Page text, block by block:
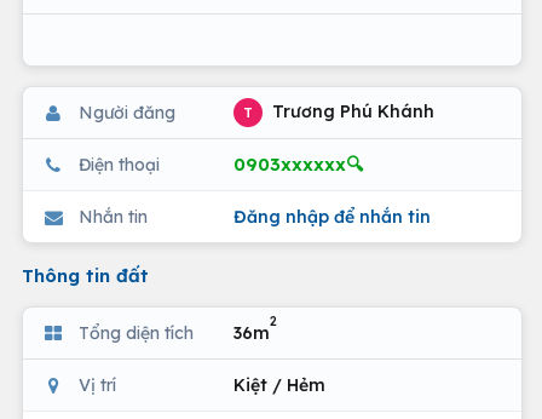
Người đăng T Trương Phú Khánh
Điện thoại 0903xxxxxx🔍
Nhắn tin Đăng nhập để nhắn tin
Thông tin đất
Tổng diện tích 36m
2
Vị trí Kiệt / Hẻm